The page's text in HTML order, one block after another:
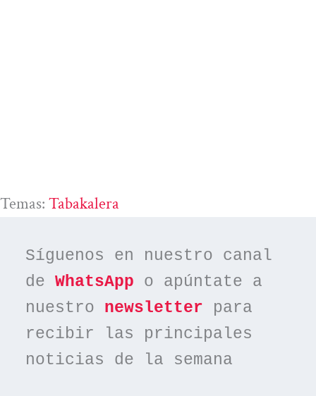
Temas: Tabakalera
Síguenos en nuestro canal
de WhatsApp o apúntate a
nuestro newsletter para
recibir las principales
noticias de la semana